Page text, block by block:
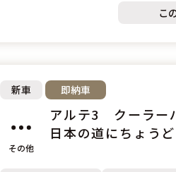
こ
新車 即納車
その他
アルテ3 クーラー
日本の道にちょう